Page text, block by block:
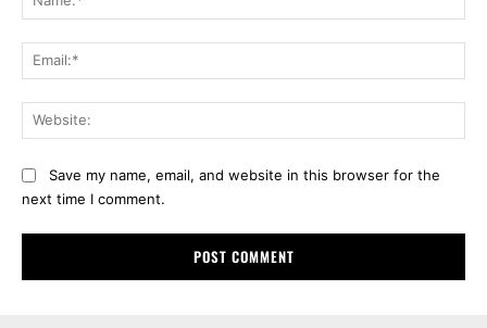
Save my name, email, and website in this browser for the
next time I comment.